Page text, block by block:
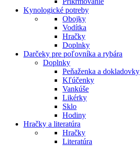
Kynologické potreby
Obojky
Vodítka
Hračky
Doplnky
Darčeky pre poľovníka a rybára
Doplnky
Peňaženka a dokladovky
Kľúčenky
Vankúše
Likérky
Sklo
Hodiny
Hračky a literatúra
Hračky
Literatúra